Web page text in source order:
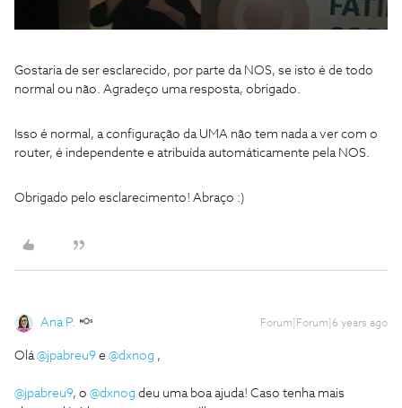
Gostaria de ser esclarecido, por parte da NOS, se isto é de todo
normal ou não. Agradeço uma resposta, obrigado.
Isso é normal, a configuração da UMA não tem nada a ver com o
router, é independente e atribuída automáticamente pela NOS.
Obrigado pelo esclarecimento! Abraço :)
Ana P. Forum|Forum|6 years ago
Olá @jpabreu9 e @dxnog ,
@jpabreu9, o @dxnog deu uma boa ajuda! Caso tenha mais